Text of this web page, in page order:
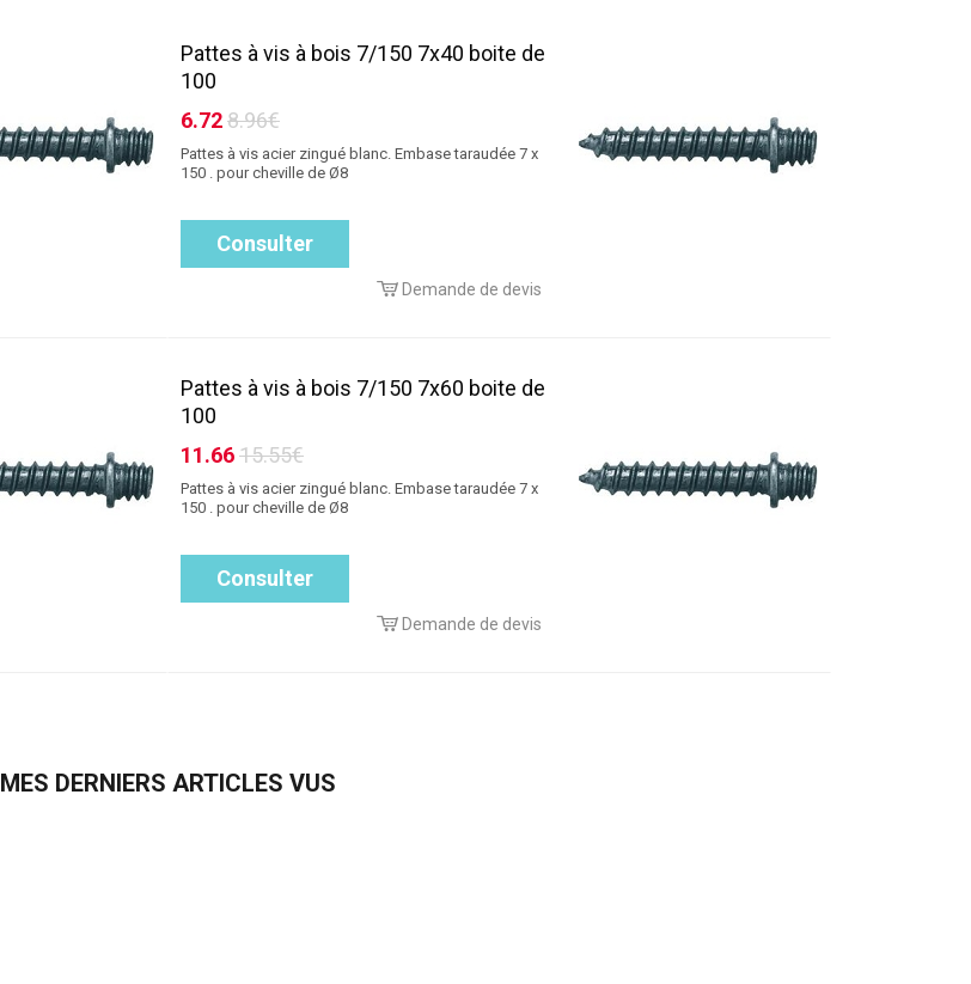
Pattes à vis à bois 7/150 7x40 boite de
100
6.728.96€
Pattes à vis acier zingué blanc. Embase taraudée 7 x
150 . pour cheville de Ø8
Consulter
Demande de devis
Pattes à vis à bois 7/150 7x60 boite de
100
11.6615.55€
Pattes à vis acier zingué blanc. Embase taraudée 7 x
150 . pour cheville de Ø8
Consulter
Demande de devis
MES DERNIERS ARTICLES VUS